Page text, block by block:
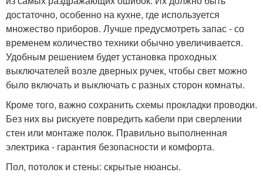
достаточно, особенно на кухне, где используется
множество приборов. Лучше предусмотреть запас - со
временем количество техники обычно увеличивается.
Удобным решением будет установка проходных
выключателей возле дверных ручек, чтобы свет можно
было включать и выключать с разных сторон комнаты.
Кроме того, важно сохранить схемы прокладки проводки.
Без них вы рискуете повредить кабели при сверлении
стен или монтаже полок. Правильно выполненная
электрика - гарантия безопасности и комфорта.
Пол, потолок и стены: скрытые нюансы.